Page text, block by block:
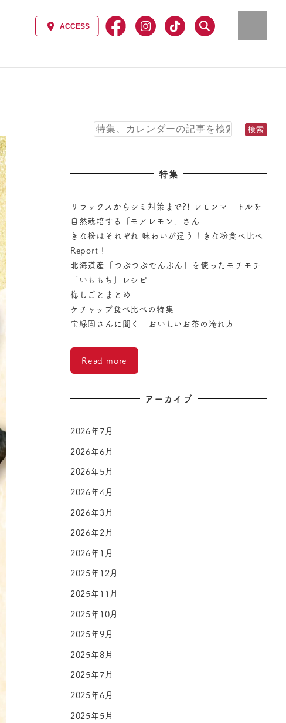
特集
リラックスからシミ対策まで?! レモンマートルを
自然栽培する「モアレモン」さん
きな粉はそれぞれ 味わいが違う！きな粉食べ比べ
Report！
北海道産「つぶつぶでんぷん」を使ったモチモチ
「いももち」レシピ
梅しごとまとめ
ケチャップ食べ比べの特集
宝緑園さんに聞く おいしいお茶の淹れ方
Read more
アーカイブ
2026年7月
2026年6月
2026年5月
2026年4月
2026年3月
2026年2月
2026年1月
2025年12月
2025年11月
2025年10月
2025年9月
2025年8月
2025年7月
2025年6月
2025年5月